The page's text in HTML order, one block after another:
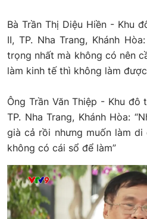
Bà Trần Thị Diệu Hiền - Khu
II, TP. Nha Trang, Khánh
trọng nhất mà không có nên
làm kinh tế thì không làm
Ông Trần Văn Thiệp - Khu đô
TP. Nha Trang, Khánh Hòa:
già cả rồi nhưng muốn làm
không có cái sổ để làm”